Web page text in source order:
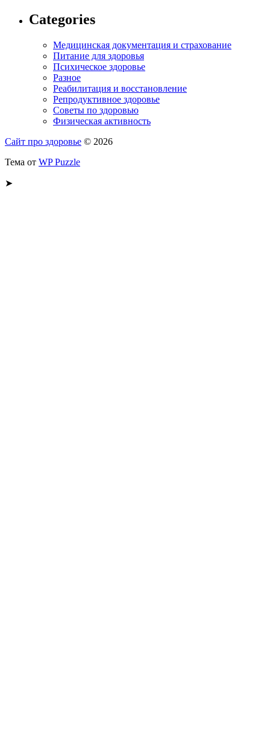
Categories
Медицинская документация и страхование
Питание для здоровья
Психическое здоровье
Разное
Реабилитация и восстановление
Репродуктивное здоровье
Советы по здоровью
Физическая активность
Сайт про здоровье © 2026
Тема от WP Puzzle
➤